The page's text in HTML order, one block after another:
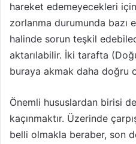
hareket edemeyecekleri
zorlanma durumunda bazı
halinde sorun teşkil
aktarılabilir. İki tarafta
buraya akmak daha doğru
Önemli hususlardan birisi
kaçınmaktır. Üzerinde
belli olmakla beraber, son